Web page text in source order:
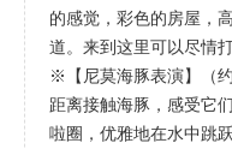
的感觉，彩色的房屋，
道。来到这里可以尽情
※【尼莫海豚表演】（
距离接触海豚，感受它
啦圈，优雅地在水中跳